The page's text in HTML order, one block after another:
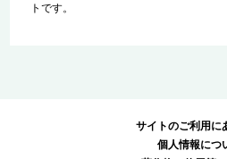
トです。
サイトのご利用に
個人情報につ